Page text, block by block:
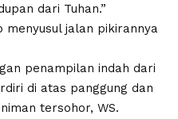
dari Tuhan.”
menyusul jalan pikirannya
penampilan indah dari
di atas panggung dan
tersohor, WS.